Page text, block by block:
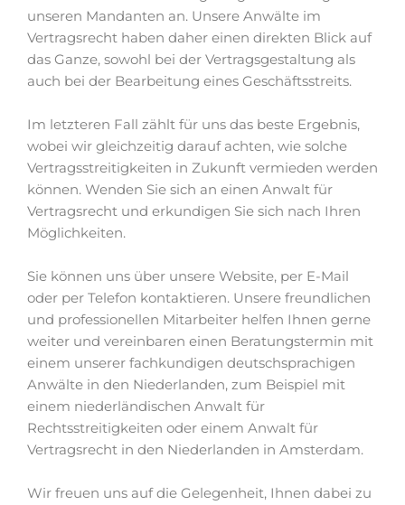
unseren Mandanten an. Unsere Anwälte im
Vertragsrecht haben daher einen direkten Blick auf
das Ganze, sowohl bei der Vertragsgestaltung als
auch bei der Bearbeitung eines Geschäftsstreits.
Im letzteren Fall zählt für uns das beste Ergebnis,
wobei wir gleichzeitig darauf achten, wie solche
Vertragsstreitigkeiten in Zukunft vermieden werden
können. Wenden Sie sich an einen Anwalt für
Vertragsrecht und erkundigen Sie sich nach Ihren
Möglichkeiten.
Sie können uns über unsere Website, per E-Mail
oder per Telefon kontaktieren. Unsere freundlichen
und professionellen Mitarbeiter helfen Ihnen gerne
weiter und vereinbaren einen Beratungstermin mit
einem unserer fachkundigen deutschsprachigen
Anwälte in den Niederlanden, zum Beispiel mit
einem niederländischen Anwalt für
Rechtsstreitigkeiten oder einem Anwalt für
Vertragsrecht in den Niederlanden in Amsterdam.
Wir freuen uns auf die Gelegenheit, Ihnen dabei zu